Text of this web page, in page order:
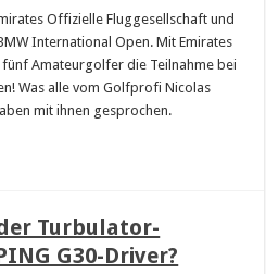
Offizielle Fluggesellschaft und
International Open. Mit Emirates
Amateurgolfer die Teilnahme bei
Was alle vom Golfprofi Nicolas
mit ihnen gesprochen.
Turbulator-
G30-Driver?